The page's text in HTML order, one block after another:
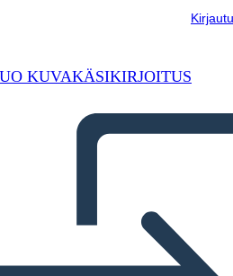
KUVAKÄSIKIRJOITUS